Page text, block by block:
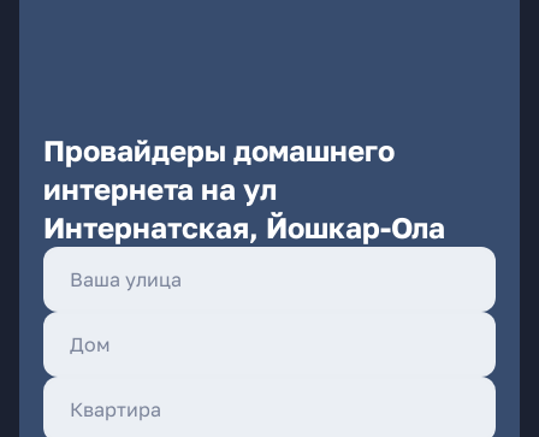
Провайдеры домашнего
интернета на ул
Интернатская, Йошкар-Ола